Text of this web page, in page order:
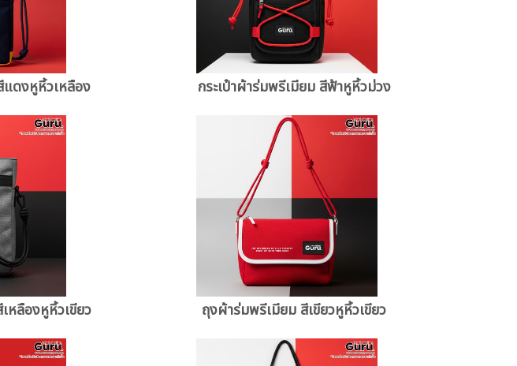
แดงหูหิ้วเหลือง กระเป๋าผ้าร่มพรีเมียม สีฟ้าหูหิ้วม่วง
หลืองหูหิ้วเขียว ถุงผ้าร่มพรีเมียม สีเขียวหูหิ้วเขียว